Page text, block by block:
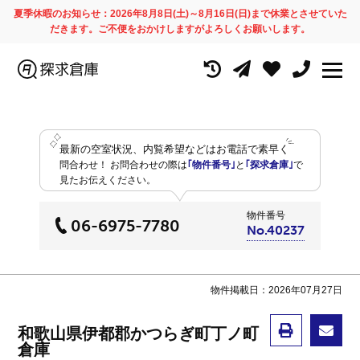
夏季休暇のお知らせ：2026年8月8日(土)～8月16日(日)まで休業とさせていた
だきます。ご不便をおかけしますがよろしくお願いします。
最新の空室状況、内覧希望などはお電話で素早く
問合わせ！ お問合わせの際は ｢物件番号｣ と ｢探求倉庫｣で
見たお伝えください。
06-6975-7780
物件番号
No.40237
物件掲載日：2026年07月27日
和歌山県伊都郡かつらぎ町丁ノ町
倉庫